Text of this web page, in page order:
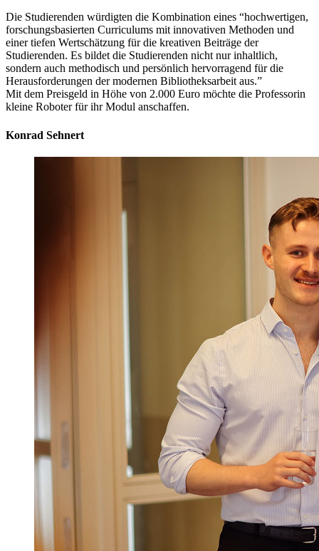
Die Studierenden würdigten die Kombination eines “hochwertigen,
forschungsbasierten Curriculums mit innovativen Methoden und
einer tiefen Wertschätzung für die kreativen Beiträge der
Studierenden. Es bildet die Studierenden nicht nur inhaltlich,
sondern auch methodisch und persönlich hervorragend für die
Herausforderungen der modernen Bibliotheksarbeit aus.”
Mit dem Preisgeld in Höhe von 2.000 Euro möchte die Professorin
kleine Roboter für ihr Modul anschaffen.
Konrad Sehnert